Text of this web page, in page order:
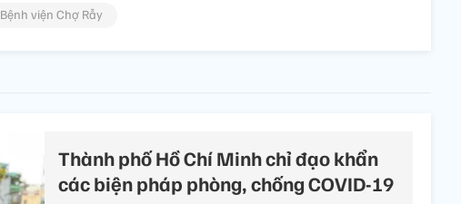
Bệnh viện Chợ Rẫy
Thành phố Hồ Chí Minh chỉ đạo khẩn
các biện pháp phòng, chống COVID-19